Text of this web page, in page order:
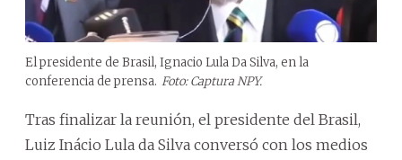
El presidente de Brasil, Ignacio Lula Da Silva, en la
conferencia de prensa. Foto: Captura NPY.
Tras finalizar la reunión, el presidente del Brasil,
Luiz Inácio Lula da Silva conversó con los medios